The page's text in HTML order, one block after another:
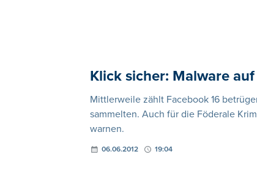
Klick sicher: Malware
Mittlerweile zählt Facebook 16
sammelten. Auch für die Föderale
warnen.
06.06.2012 19:04